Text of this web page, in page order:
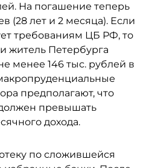
На погашение теперь
(28 лет и 2 месяца). Если
требованиям ЦБ РФ, то
житель Петербурга
менее 146 тыс. рублей в
предполагают, что
превышать
дохода.
по сложившейся